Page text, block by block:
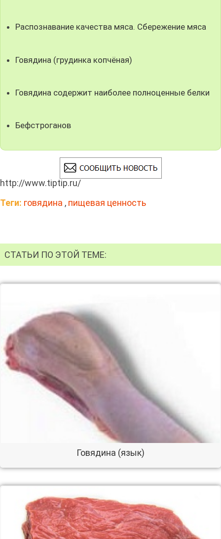
Распознавание качества мяса. Сбережение мяса
Говядина (грудинка копчёная)
Говядина содержит наиболее полноценные белки
Бефстроганов
http://www.tiptip.ru/
Теги: говядина , пищевая ценность
СТАТЬИ ПО ЭТОЙ ТЕМЕ:
Говядина (язык)